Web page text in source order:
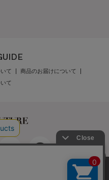
て
商品のお届けについて
て
性向上に努め
へお電話下さい